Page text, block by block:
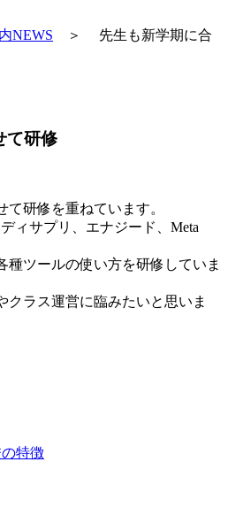
タイリストコース
ついて
NEWS ＞ 先生も新学期に合
て研修
研修を重ねています。
ィサプリ、エナジード、Meta
種ツールの使い方を研修していま
クラス運営に臨みたいと思いま
特徴